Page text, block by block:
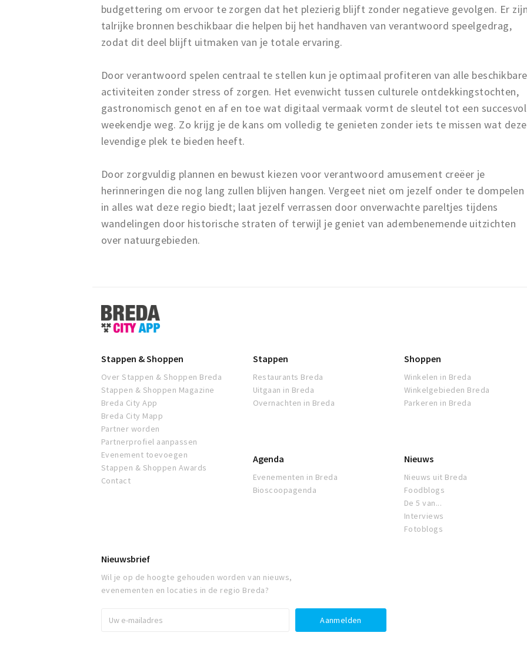
budgettering om ervoor te zorgen dat het plezierig blijft zonder negatieve gevolgen. Er
talrijke bronnen beschikbaar die helpen bij het handhaven van verantwoord speelgedrag,
zodat dit deel blijft uitmaken van je totale ervaring.
Door verantwoord spelen centraal te stellen kun je optimaal profiteren van alle beschikbare
activiteiten zonder stress of zorgen. Het evenwicht tussen culturele ontdekkingstochten,
gastronomisch genot en af en toe wat digitaal vermaak vormt de sleutel tot een succesvol
weekendje weg. Zo krijg je de kans om volledig te genieten zonder iets te missen wat deze
levendige plek te bieden heeft.
Door zorgvuldig plannen en bewust kiezen voor verantwoord amusement creëer je
herinneringen die nog lang zullen blijven hangen. Vergeet niet om jezelf onder te dompelen
in alles wat deze regio biedt; laat jezelf verrassen door onverwachte pareltjes tijdens
wandelingen door historische straten of terwijl je geniet van adembenemende uitzichten
over natuurgebieden.
Stappen
&
Shoppen
Stappen & Shoppen
Over Stappen & Shoppen Breda
Stappen & Shoppen Magazine
Breda City App
Breda City Mapp
Partner worden
Partnerprofiel aanpassen
Evenement toevoegen
Stappen & Shoppen Awards
Contact
Stappen
Restaurants Breda
Uitgaan in Breda
Overnachten in Breda
Shoppen
Winkelen in Breda
Winkelgebieden Breda
Parkeren in Breda
Agenda
Evenementen in Breda
Bioscoopagenda
Nieuws
Nieuws uit Breda
Foodblogs
De 5 van...
Interviews
Fotoblogs
Nieuwsbrief
Wil je op de hoogte gehouden worden van nieuws,
evenementen en locaties in de regio Breda?